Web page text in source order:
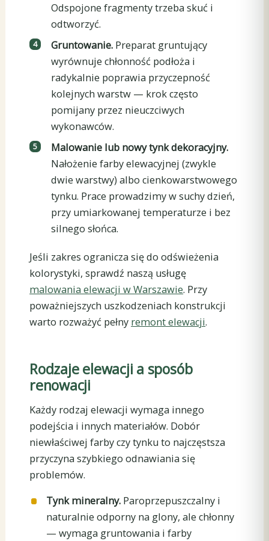
Odspojone fragmenty trzeba skuć i
odtworzyć.
Gruntowanie.Preparat gruntujący
wyrównuje chłonność podłoża i
radykalnie poprawia przyczepność
kolejnych warstw — krok często
pomijany przez nieuczciwych
wykonawców.
Malowanie lub nowy tynk dekoracyjny.
Nałożenie farby elewacyjnej (zwykle
dwie warstwy) albo cienkowarstwowego
tynku. Prace prowadzimy w suchy dzień,
przy umiarkowanej temperaturze i bez
silnego słońca.
Jeśli zakres ogranicza się do odświeżenia
kolorystyki, sprawdź naszą usługę
malowania elewacji w Warszawie. Przy
poważniejszych uszkodzeniach konstrukcji
warto rozważyć pełny remont elewacji.
Rodzaje elewacji a sposób
renowacji
Każdy rodzaj elewacji wymaga innego
podejścia i innych materiałów. Dobór
niewłaściwej farby czy tynku to najczęstsza
przyczyna szybkiego odnawiania się
problemów.
Tynk mineralny.Paroprzepuszczalny i
naturalnie odporny na glony, ale chłonny
— wymaga gruntowania i farby